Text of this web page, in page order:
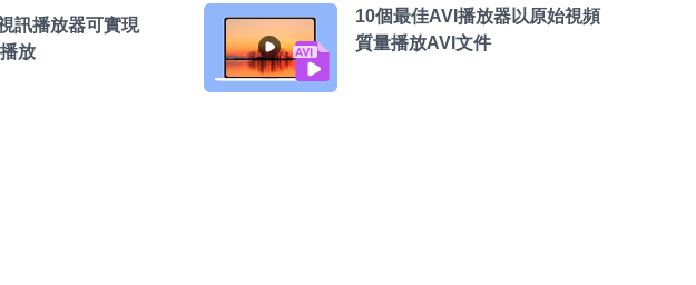
訊播放器可實現
放
10個最佳AVI播放器以原始視頻
質量播放AVI文件